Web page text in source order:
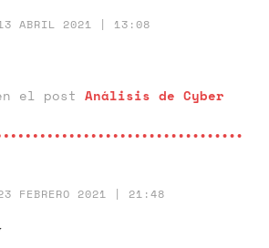
ABRIL 2021 | 13:08
el post Análisis de Cyber
FEBRERO 2021 | 21:48